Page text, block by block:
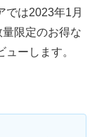
では2023年1月
限定のお得な
ーします。